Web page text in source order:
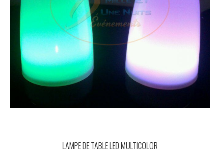
LAMPE DE TABLE LED MULTICOLOR